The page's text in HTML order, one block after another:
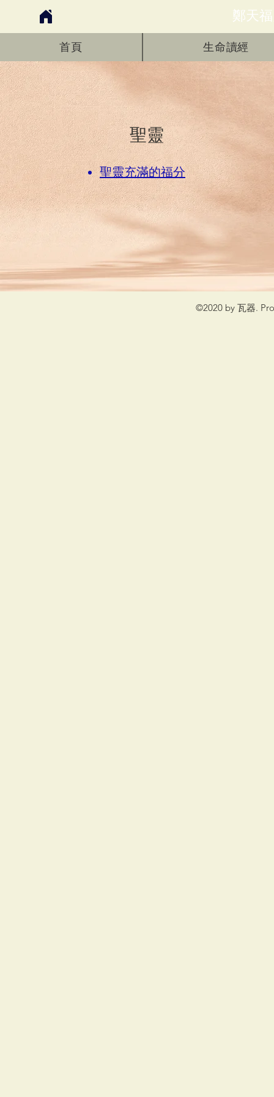
鄭天
首頁 生命讀經
​聖靈
聖靈充滿的福分
©2020 by 瓦器.